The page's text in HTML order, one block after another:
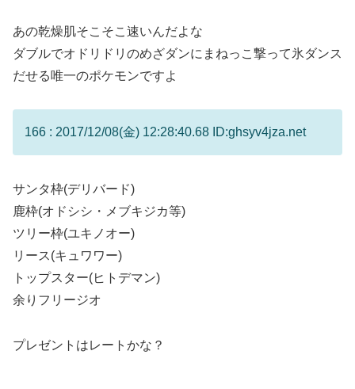
あの乾燥肌そこそこ速いんだよな
ダブルでオドリドリのめざダンにまねっこ撃って氷ダンス
だせる唯一のポケモンですよ
166 : 2017/12/08(金) 12:28:40.68 ID:ghsyv4jza.net
サンタ枠(デリバード)
鹿枠(オドシシ・メブキジカ等)
ツリー枠(ユキノオー)
リース(キュワワー)
トップスター(ヒトデマン)
余りフリージオ
プレゼントはレートかな？